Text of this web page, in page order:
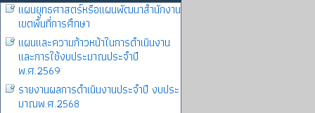
แผนยุทธศาสตร์หรือแผนพัฒนาสำนักงาน
เขตพื้นที่การศึกษา
แผนและความก้าวหน้าในการดำเนินงาน
และการใช้งบประมาณประจำปี
พ.ศ.2569
รายงานผลการดำเนินงานประจำปี งบประ
มาณพ.ศ.2568